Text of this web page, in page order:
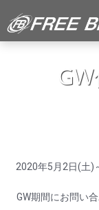
2020年5月2日(土)
GW期間にお問い